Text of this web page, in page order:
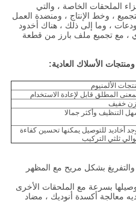
الملحقات الخاصة ، والتي
، وخط الإنتاج ، ومنضدة العمل
، وما إلى ذلك ، هناك أخدود
، مع تجميع ملف بارز من قطعة
الأسلاك العادية:
الألمنيوم
المطلق قابل لإعادة الاستخدام
خفيف
التنظيف وأكثر جمالا
أخاديد للتوصيل يمكنها تحسين كفاءة
ثلثي التركيب
والتفريغ بشكل مريح مع المظهر
معالجة أكسدة أنوديك ، مضاد